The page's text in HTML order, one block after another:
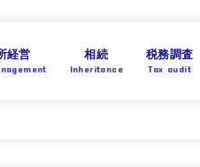
経営 相続
Inheritance
税務調査
Tax audit